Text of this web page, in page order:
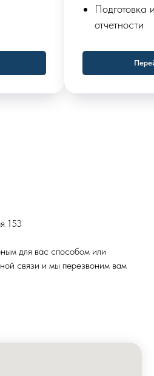
Подготовка
отчетности
153
для вас способом или
связи и мы перезвоним вам